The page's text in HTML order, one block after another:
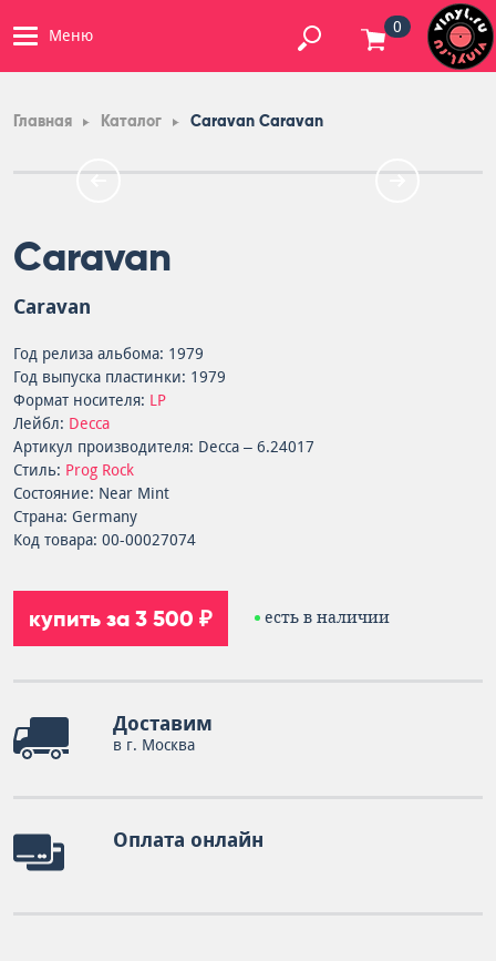
Меню 0
Главная Каталог Caravan Caravan
Caravan
Caravan
Год релиза альбома: 1979
Год выпуска пластинки: 1979
Формат носителя: LP
Лейбл: Decca
Артикул производителя: Decca – 6.24017
Стиль: Prog Rock
Состояние: Near Mint
Страна: Germany
Код товара: 00-00027074
купить за 3 500 ₽ есть в наличии
Доставим
в г. Москва
Оплата онлайн